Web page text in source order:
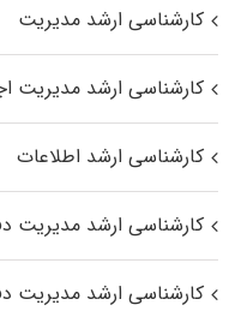
کارشناسی ارشد مدیریت
کارشناسی ارشد مدیریت
کارشناسی ارشد اطلاعات
کارشناسی ارشد مدیریت
کارشناسی ارشد مدیریت